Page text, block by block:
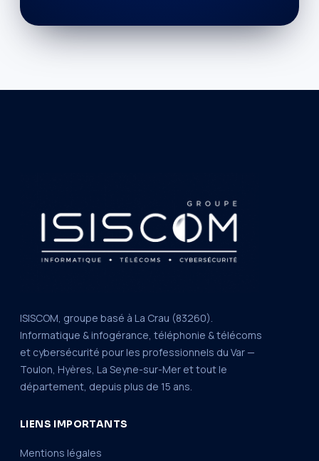
ISISCOM, groupe basé à La Crau (83260).
Informatique & infogérance, téléphonie & télécoms
et cybersécurité pour les professionnels du Var —
Toulon, Hyères, La Seyne-sur-Mer et tout le
département, depuis plus de 15 ans.
LIENS IMPORTANTS
Mentions légales